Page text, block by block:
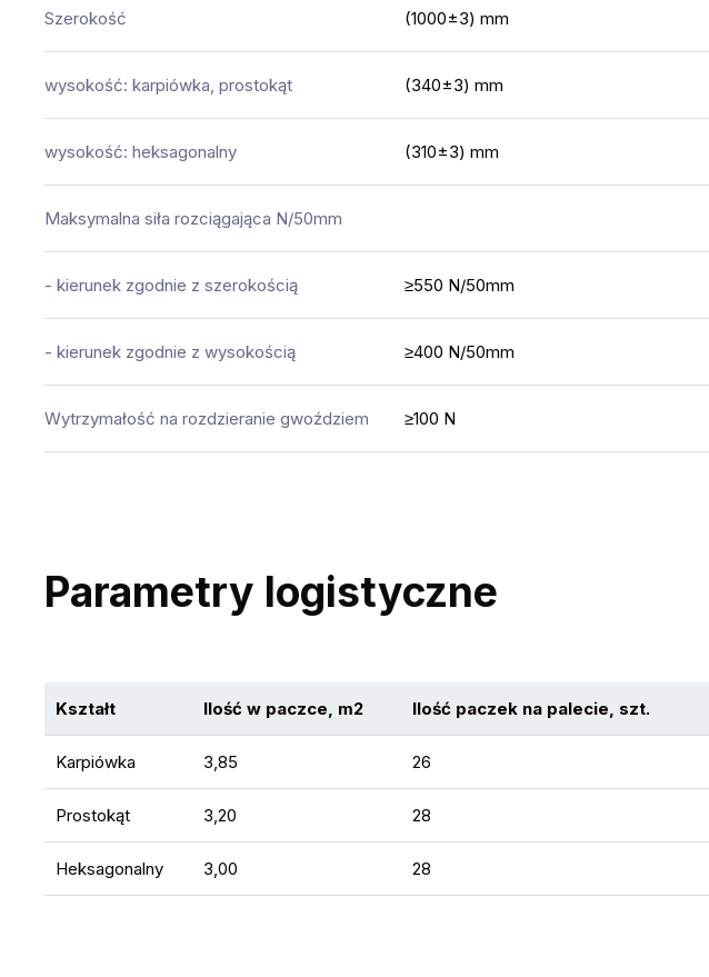
Szerokość (1000±3) mm
wysokość: karpiówka, prostokąt (340±3) mm
wysokość: heksagonalny (310±3) mm
Maksymalna siła rozciągająca N/50mm
- kierunek zgodnie z szerokością ≥550 N/50mm
- kierunek zgodnie z wysokością ≥400 N/50mm
Wytrzymałość na rozdzieranie gwoździem ≥100 N
Parametry logistyczne
Kształt Ilość w paczce, m2 Ilość paczek na palecie, szt.
Karpiówka 3,85 26
Prostokąt 3,20 28
Heksagonalny 3,00 28